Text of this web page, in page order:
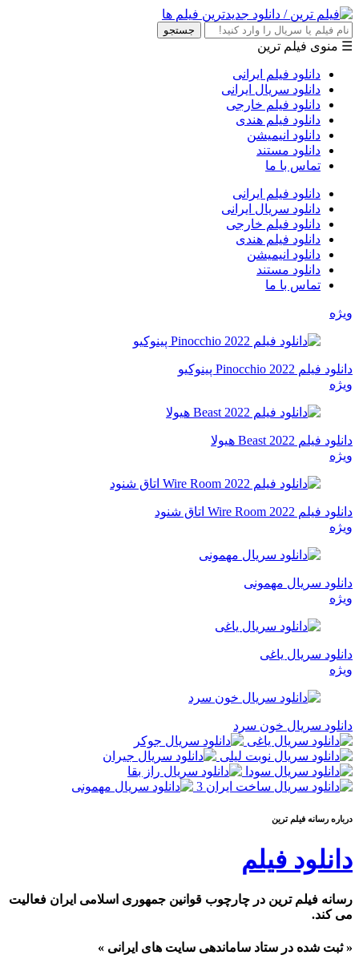
جستجو
☰ منوی فیلم ترین
دانلود فیلم ایرانی
دانلود سریال ایرانی
دانلود فیلم خارجی
دانلود فیلم هندی
دانلود انیمیشن
دانلود مستند
تماس با ما
دانلود فیلم ایرانی
دانلود سریال ایرانی
دانلود فیلم خارجی
دانلود فیلم هندی
دانلود انیمیشن
دانلود مستند
تماس با ما
ویژه
دانلود فیلم Pinocchio 2022 پینوکیو
ویژه
دانلود فیلم Beast 2022 هیولا
ویژه
دانلود فیلم Wire Room 2022 اتاق شنود
ویژه
دانلود سریال مهمونی
ویژه
دانلود سریال یاغی
ویژه
دانلود سریال خون سرد
درباره رسانه فيلم ترين
دانلود فیلم
رسانه فیلم ترین در چارچوب قوانین جمهوری اسلامی ایران فعالیت
می کند.
« ثبت شده در ستاد ساماندهی سایت های ایرانی »